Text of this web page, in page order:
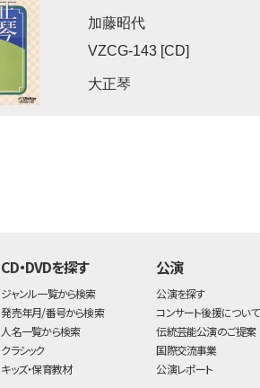
加藤昭代
VZCG-143 [CD]
大正琴
CD・DVDを探す
ジャンル一覧から検索
発売年月/番号から検索
人名一覧から検索
クラシック
キッズ・保育教材
公演
公演を探す
コンサート後援について
伝統芸能公演のご提案
国際交流事業
公演レポート